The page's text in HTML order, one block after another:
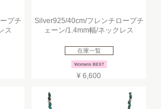
プチ
ス
Silver925/40cm/フレンチロープチ
ェーン/1.4mm幅/ネックレス
在庫一覧
Womens BEST
¥ 6,600